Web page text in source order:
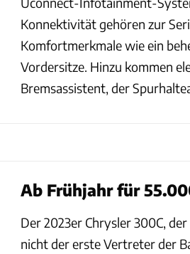
Konnektivität gehören zur
Komfortmerkmale wie ein
Vordersitze. Hinzu kommen
Bremsassistent, der
Ab Frühjahr für
Der 2023er Chrysler 300C,
nicht der erste Vertreter der